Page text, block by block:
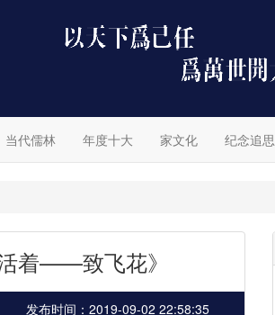
当代儒林 年度十大 家文化 纪念追思
着——致飞花》
发布时间：2019-09-02 22:58:35